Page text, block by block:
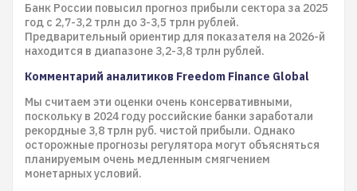
Банк России повысил прогноз прибыли сектора за 2025
год с 2,7-3,2 трлн до 3-3,5 трлн рублей.
Предварительный ориентир для показателя на 2026-й
находится в диапазоне 3,2-3,8 трлн рублей.
Комментарий аналитиков Freedom Finance Global
Мы считаем эти оценки очень консервативными,
поскольку в 2024 году российские банки заработали
рекордные 3,8 трлн руб. чистой прибыли. Однако
осторожные прогнозы регулятора могут объясняться
планируемым очень медленным смягчением
монетарных условий.